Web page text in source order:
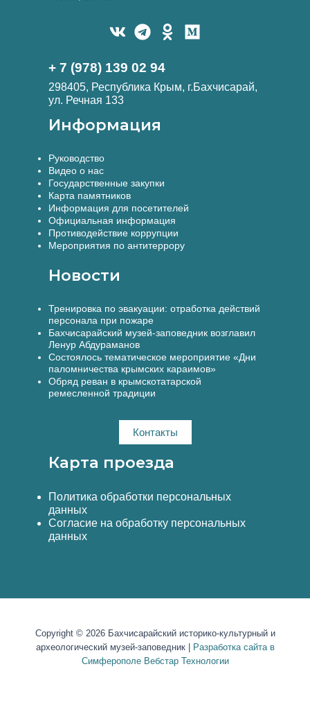
+ 7 (978) 139 02 94
298405, Республика Крым, г.Бахчисарай,
ул. Речная 133
Информация
Руководство
Видео о нас
Государственные закупки
Карта памятников
Информация для посетителей
Официальная информация
Противодействие коррупции
Мероприятия по антитеррору
Новости
Тренировка по эвакуации: отработка действий
персонала при пожаре
Бахчисарайский музей-заповедник возглавил
Ленур Абдураманов
Состоялось тематическое мероприятие «Дни
паломничества крымских караимов»
Обряд реван в крымскотатарской
ремесленной традиции
Контакты
Карта проезда
Политика обработки персональных
данных
Согласие на обработку персональных
данных
Copyright © 2026 Бахчисарайский историко-культурный и
археологический музей-заповедник |
Разработка сайта в
Симферополе Вебстар Технологии